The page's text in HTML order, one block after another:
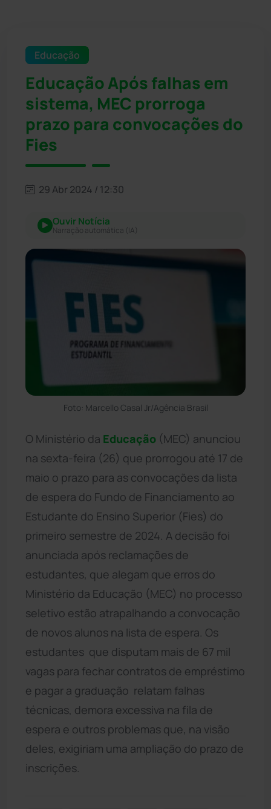
Educação
Educação Após falhas em
sistema, MEC prorroga
prazo para convocações do
Fies
29 Abr 2024 / 12:30
Ouvir Notícia
Narração automática (IA)
Foto: Marcello Casal Jr/Agência Brasil
O Ministério da Educação (MEC) anunciou
na sexta-feira (26) que prorrogou até 17 de
maio o prazo para as convocações da lista
de espera do Fundo de Financiamento ao
Estudante do Ensino Superior (Fies) do
primeiro semestre de 2024. A decisão foi
anunciada após reclamações de
estudantes, que alegam que erros do
Ministério da Educação (MEC) no processo
seletivo estão atrapalhando a convocação
de novos alunos na lista de espera. Os
estudantes  que disputam mais de 67 mil
vagas para fechar contratos de empréstimo
e pagar a graduação  relatam falhas
técnicas, demora excessiva na fila de
espera e outros problemas que, na visão
deles, exigiriam uma ampliação do prazo de
inscrições.